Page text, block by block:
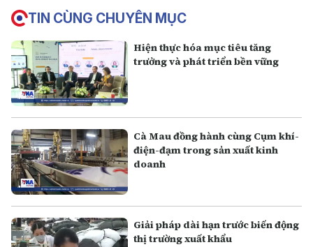
TIN CÙNG CHUYÊN MỤC
Hiện thực hóa mục tiêu tăng
trưởng và phát triển bền vững
Cà Mau đồng hành cùng Cụm khí-
điện-đạm trong sản xuất kinh
doanh
Giải pháp dài hạn trước biến động
thị trường xuất khẩu